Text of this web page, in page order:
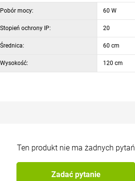
Pobór mocy: 60 W
Stopień ochrony IP: 20
Średnica: 60 cm
Wysokość: 120 cm
Ten produkt nie ma żadnych pytań
Zadać pytanie